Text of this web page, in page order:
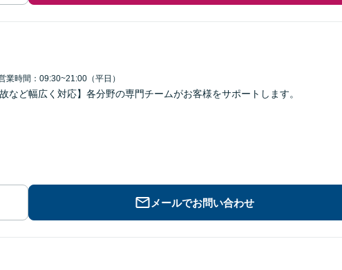
業時間：09:30~21:00（平日）
など幅広く対応】各分野の専門チームがお客様をサポートします。
メールでお問い合わせ